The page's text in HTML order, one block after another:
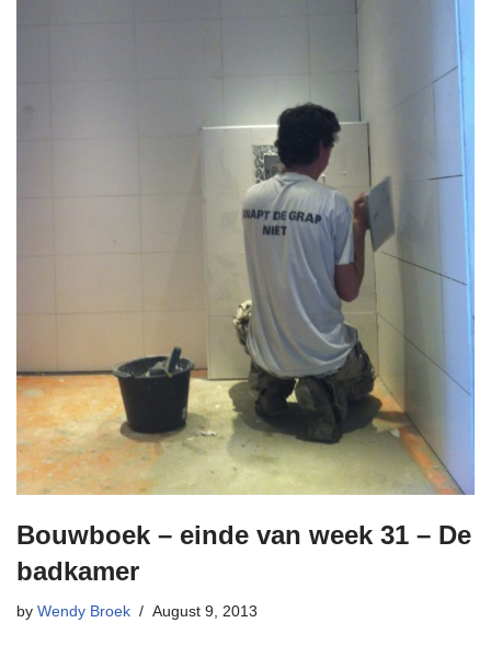
Bouwboek – einde van week 31 – De
badkamer
by Wendy Broek August 9, 2013